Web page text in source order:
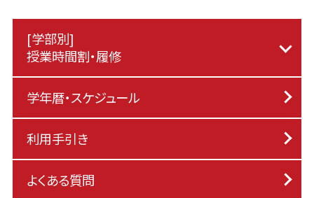
[学部別]
授業時間割・履修
学年暦・スケジュール
利用手引き
よくある質問